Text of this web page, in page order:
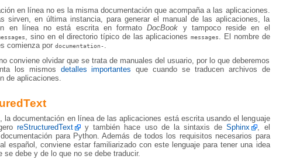
en línea no es la misma documentación que acompaña a las aplicaciones.
sirven, en última instancia, para generar el manual de las aplicaciones, la
en línea no está escrita en formatoDocBook y tampoco reside en el
, sino en el directorio típico de las aplicacionesmessages
. El nombre de
comienza pordocumentation-
conviene olvidar que se trata de manuales del usuario, por lo que deberemos
los mismos detalles importantes que cuando se traducen archivos de
de aplicaciones.
la documentación en línea de las aplicaciones está escrita usando el lenguaje
reStructuredText y también hace uso de la sintaxis deSphinx
, el
para Python. Además de todos los requisitos necesarios para
español, conviene estar familiarizado con este lenguaje para tener una idea
se debe y de lo que no se debe traducir.